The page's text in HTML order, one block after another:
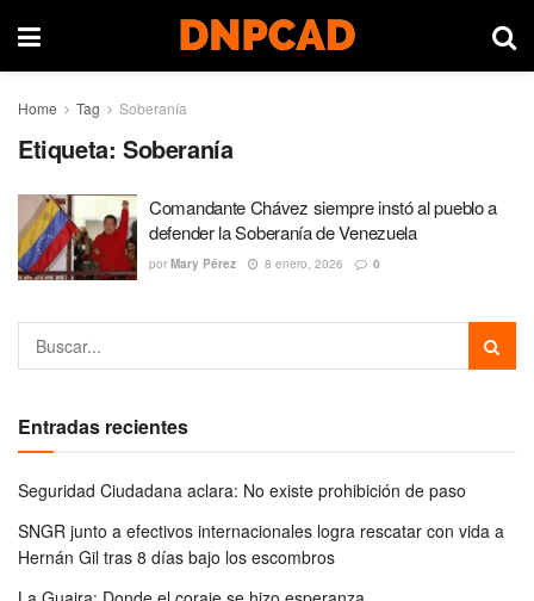
Home Tag Soberanía
Etiqueta: Soberanía
Comandante Chávez siempre instó al pueblo a
defender la Soberanía de Venezuela
por Mary Pérez 8 enero, 2026 0
Entradas recientes
Seguridad Ciudadana aclara: No existe prohibición de paso
SNGR junto a efectivos internacionales logra rescatar con vida a
Hernán Gil tras 8 días bajo los escombros